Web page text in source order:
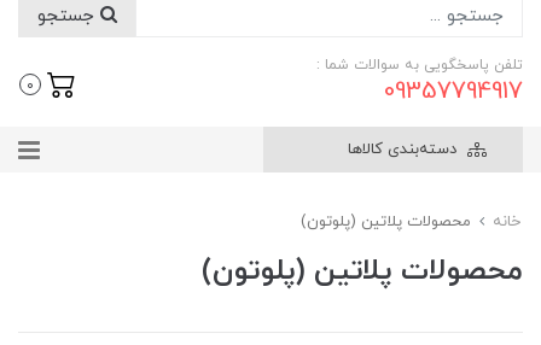
تلفن پاسخگویی به سوالات شما :
09357794917
0
دسته‌بندی کالاها
خانه محصولات پلاتین (پلوتون)
محصولات پلاتین (پلوتون)